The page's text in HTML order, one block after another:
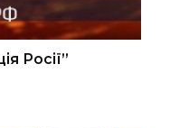
Росії”